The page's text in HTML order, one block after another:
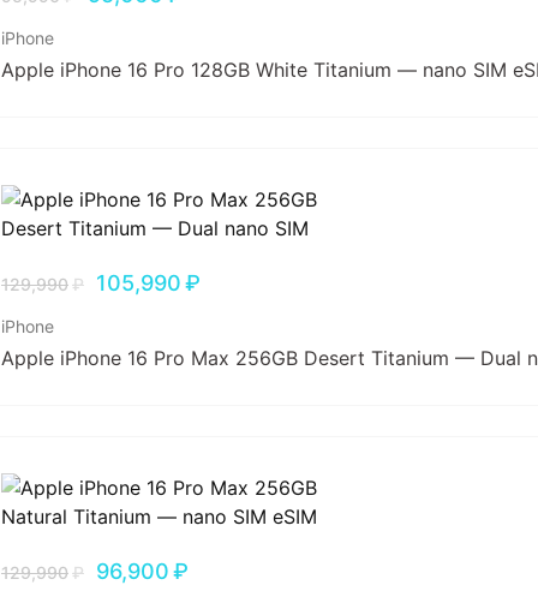
iPhone
Apple iPhone 16 Pro 128GB White Titanium — nano SIM
129,990₽ 105,990₽
iPhone
Apple iPhone 16 Pro Max 256GB Desert Titanium — Dual
129,990₽ 96,900₽